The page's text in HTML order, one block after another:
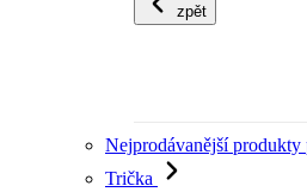
zpět
Nejprodávanější produkty
Trička